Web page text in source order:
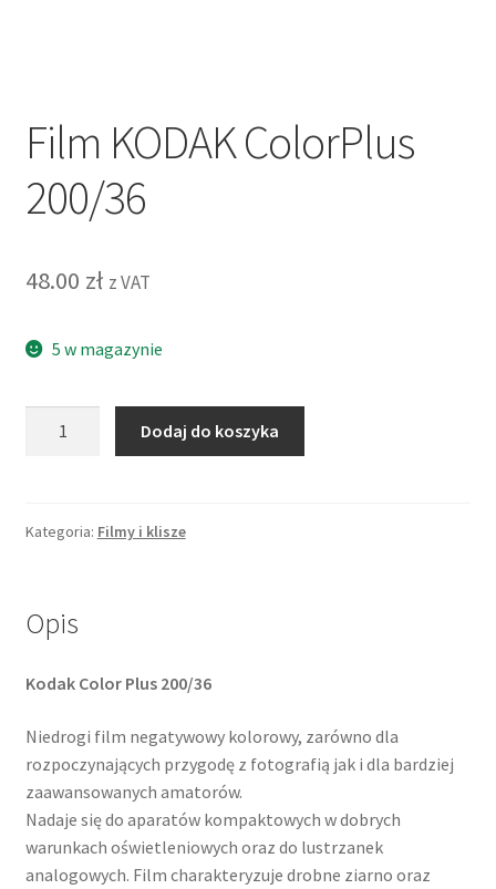
Film KODAK ColorPlus
200/36
48.00 zł z VAT
5 w magazynie
200/36
Dodaj do koszyka
Kategoria: Filmy i klisze
Opis
Kodak Color Plus 200/36
Niedrogi film negatywowy kolorowy, zarówno dla
rozpoczynających przygodę z fotografią jak i dla bardziej
zaawansowanych amatorów.
Nadaje się do aparatów kompaktowych w dobrych
warunkach oświetleniowych oraz do lustrzanek
analogowych. Film charakteryzuje drobne ziarno oraz